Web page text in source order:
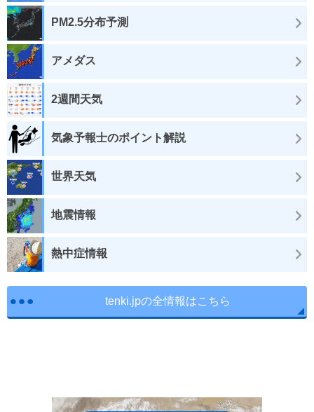
PM2.5分布予測
アメダス
2週間天気
気象予報士のポイント解説
世界天気
地震情報
熱中症情報
tenki.jpの全情報はこちら